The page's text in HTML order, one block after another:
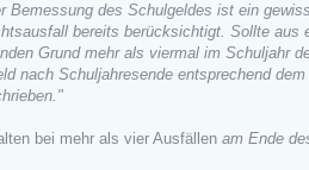
Bemessung des Schulgeldes ist ein
bereits berücksichtigt. Sollte aus
Grund mehr als viermal im Schuljahr
nach Schuljahresende entsprechend
bei mehr als vier Ausfällen am Ende